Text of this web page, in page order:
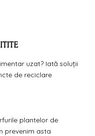
uzat? Iată soluții
de reciclare
plantelor de
prevenim asta